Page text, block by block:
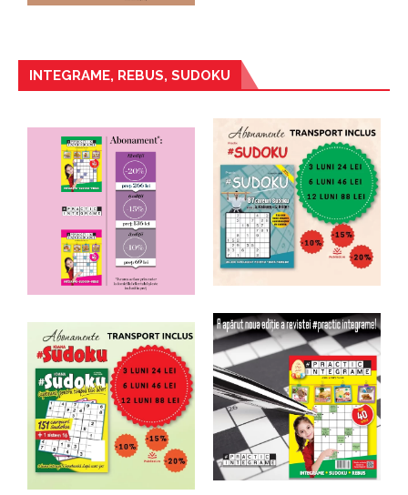
INTEGRAME, REBUS, SUDOKU